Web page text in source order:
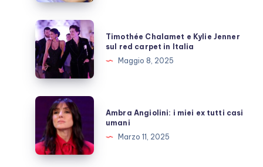
rari
momenti
di
“lucidità”
Timothée
Chalamet
e
Kylie
Jenner
sul
carpet
in
Italia
Timothée Chalamet e Kylie Jenner
sul red carpet in Italia
Maggio 8, 2025
Ambra
Angiolini:
miei
ex
Ambra Angiolini: i miei ex tutti casi
umani
Marzo 11, 2025